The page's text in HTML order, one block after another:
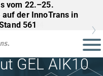
vom 22.–25.
der InnoTrans in
561
GEL AIK10